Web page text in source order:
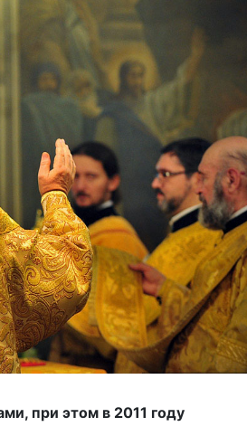
при этом в 2011 году